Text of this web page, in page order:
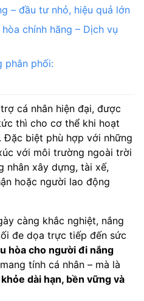
– đầu tư nhỏ, hiệu quả lớn
chính hãng – Dịch vụ
phân phối:
cá nhân hiện đại, được
thì cho cơ thể khi hoạt
biệt phù hợp với những
với môi trường ngoài trời
nhân xây dựng, tài xế,
hoặc người lao động
càng khắc nghiệt, nắng
đe dọa trực tiếp đến sức
hòa cho người đi nắng
tính cá nhân – mà là
dài hạn, bền vững và